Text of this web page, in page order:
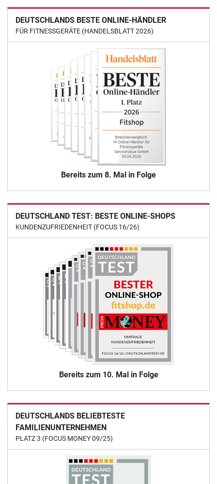
DEUTSCHLANDS BESTE ONLINE-HÄNDLER
FÜR FITNESSGERÄTE (HANDELSBLATT 2026)
Bereits zum 8. Mal in Folge
DEUTSCHLAND TEST: BESTE ONLINE-SHOPS
KUNDENZUFRIEDENHEIT (FOCUS 16/26)
Bereits zum 10. Mal in Folge
DEUTSCHLANDS BELIEBTESTE
FAMILIENUNTERNEHMEN
PLATZ 3 (FOCUS MONEY 09/25)